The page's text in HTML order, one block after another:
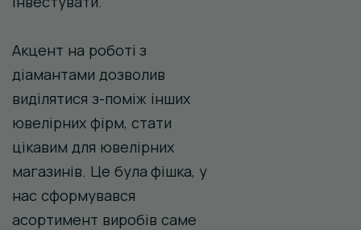
Акцент на роботі з
діамантами дозволив
виділятися з-поміж інших
ювелірних фірм, стати
цікавим для ювелірних
магазинів. Це була фішка, у
нас сформувався
асортимент виробів саме